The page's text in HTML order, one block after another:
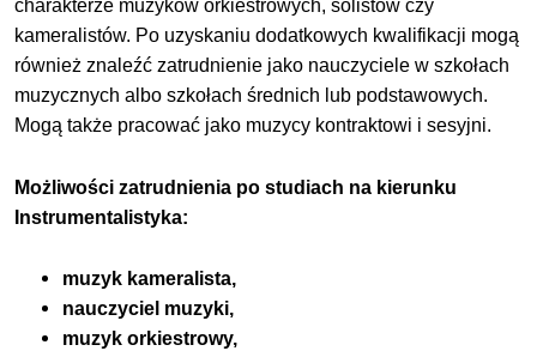
charakterze muzyków orkiestrowych, solistów czy
kameralistów. Po uzyskaniu dodatkowych kwalifikacji mogą
również znaleźć zatrudnienie jako nauczyciele w szkołach
muzycznych albo szkołach średnich lub podstawowych.
Mogą także pracować jako muzycy kontraktowi i sesyjni.
Możliwości zatrudnienia po studiach na kierunku
Instrumentalistyka:
muzyk kameralista,
nauczyciel muzyki,
muzyk orkiestrowy,